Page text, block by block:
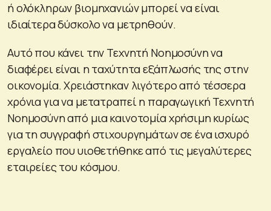
ή ολόκληρων βιομηχανιών μπορεί να είναι
ιδιαίτερα δύσκολο να μετρηθούν.
Αυτό που κάνει την Τεχνητή Νοημοσύνη να
διαφέρει είναι η ταχύτητα εξάπλωσής της στην
οικονομία. Χρειάστηκαν λιγότερο από τέσσερα
χρόνια για να μετατραπεί η παραγωγική Τεχνητή
Νοημοσύνη από μια καινοτομία χρήσιμη κυρίως
για τη συγγραφή στιχουργημάτων σε ένα ισχυρό
εργαλείο που υιοθετήθηκε από τις μεγαλύτερες
εταιρείες του κόσμου.